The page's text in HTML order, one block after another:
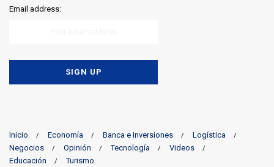
Email address:
Inicio Economía Banca e Inversiones
Logística
Negocios
Opinión Tecnología
Videos
Educación
Turismo